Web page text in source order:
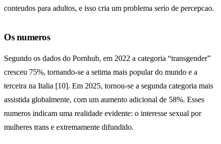
conteudos para adultos, e isso cria um problema serio de percepcao.
Os numeros
Segundo os dados do Pornhub, em 2022 a categoria “transgender”
cresceu 75%, tornando-se a setima mais popular do mundo e a
terceira na Italia [10]. Em 2025, tornou-se a segunda categoria mais
assistida globalmente, com um aumento adicional de 58%. Esses
numeros indicam uma realidade evidente: o interesse sexual por
mulheres trans e extremamente difundido.